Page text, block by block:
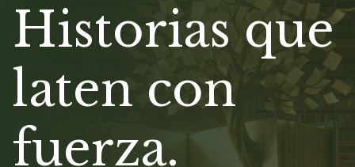
Historias que
laten con
fuerza.